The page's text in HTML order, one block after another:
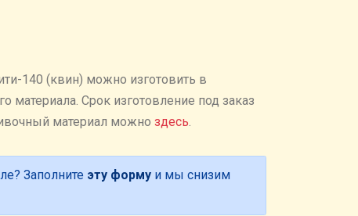
140 (квин) можно изготовить в
материала. Cрок изготовление под заказ
материал можно здесь.
Заполните эту форму и мы снизим